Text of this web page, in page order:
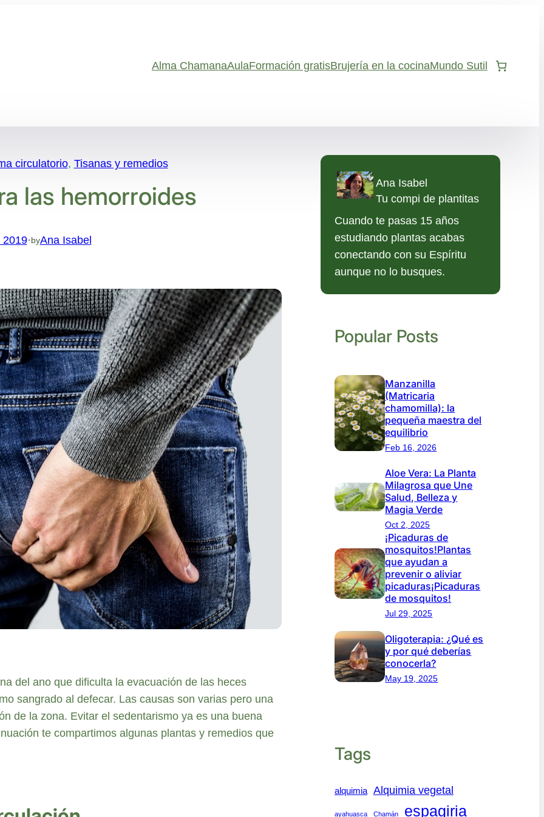
Alma ChamanaAulaFormación gratisBrujería en la cocinaMundo Sutil
circulatorio, Tisanas y remedios
las hemorroides
2019·byAna Isabel
del ano que dificulta la evacuación de las heces
sangrado al defecar. Las causas son varias pero una
de la zona. Evitar el sedentarismo ya es una buena
te compartimos algunas plantas y remedios que
Ana Isabel
Tu compi de plantitas
Cuando te pasas 15 años
estudiando plantas acabas
conectando con su Espíritu
aunque no lo busques.
Popular Posts
Manzanilla
(Matricaria
chamomilla): la
pequeña maestra del
equilibrio
Feb 16, 2026
Aloe Vera: La Planta
Milagrosa que Une
Salud, Belleza y
Magia Verde
Oct 2, 2025
¡Picaduras de
mosquitos!Plantas
que ayudan a
prevenir o aliviar
picaduras¡Picaduras
de mosquitos!
Jul 29, 2025
Oligoterapia: ¿Qué es
y por qué deberías
conocerla?
May 19, 2025
Tags
alquimia Alquimia vegetal
ayahuasca Chamán espagiria